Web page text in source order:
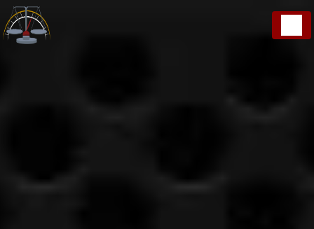
Panneau de gestion des cookies